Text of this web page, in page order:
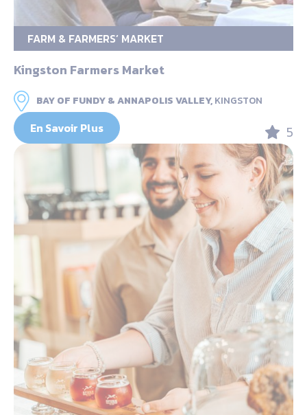
FARM & FARMERS’ MARKET
Kingston Farmers Market
BAY OF FUNDY & ANNAPOLIS VALLEY,KINGSTON
En Savoir Plus 5